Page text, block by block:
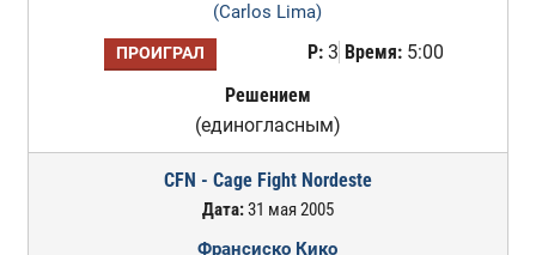
(Carlos Lima)
ПРОИГРАЛ Р:3 Время:5:00
Решением
(единогласным)
CFN - Cage Fight Nordeste
Дата:31 мая 2005
Франсиско Кико